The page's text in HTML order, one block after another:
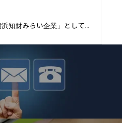
浜知財みらい企業」としてア
た。